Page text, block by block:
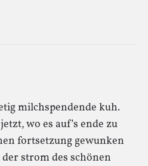
milchspendende kuh.
wo es auf’s ende zu
fortsetzung gewunken
strom des schönen